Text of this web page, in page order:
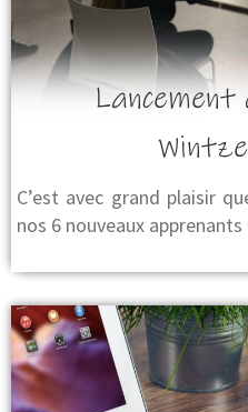
Lancement
C’est avec grand plaisir
nos 6 nouveaux apprenants